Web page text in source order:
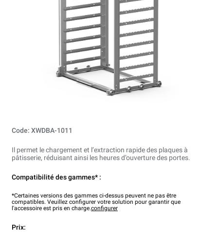
Code: XWDBA-1011
Il permet le chargement et l’extraction rapide des plaques à
pâtisserie, réduisant ainsi les heures d’ouverture des portes.
Compatibilité des gammes* :
*Certaines versions des gammes ci-dessus peuvent ne pas être
compatibles. Veuillez configurer votre solution pour garantir que
l'accessoire est pris en charge.configurer
Prix: